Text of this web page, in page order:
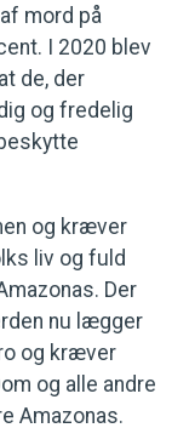
mord på
I 2020 blev
de, der
og fredelig
og kræver
liv og fuld
Der
nu lægger
og kræver
og alle andre
Amazonas.